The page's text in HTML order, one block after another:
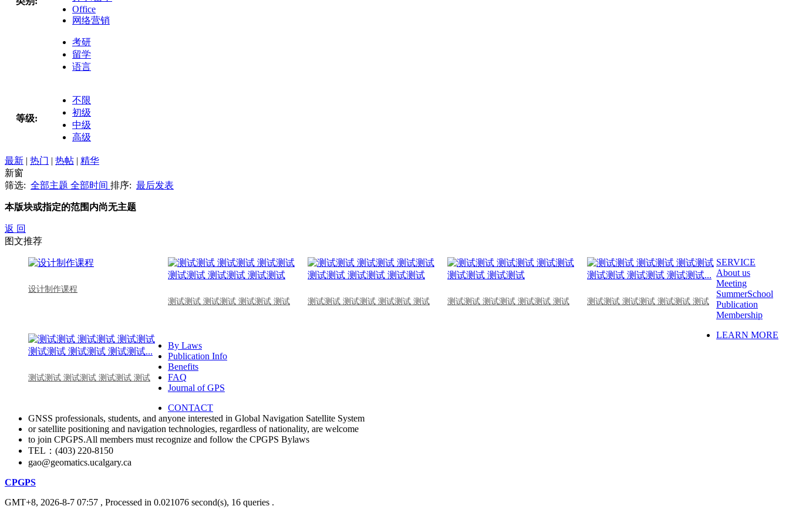
Office
网络营销
考研
留学
语言
等级:
不限
初级
中级
高级
最新 | 热门 | 热帖 | 精华
新窗
筛选: 全部主题 全部时间 排序: 最后发表
本版块或指定的范围内尚无主题
返 回
图文推荐
设计制作课程
测试测试 测试测试 测试测试 测试
测试测试 测试测试 测试测试 测试 测试测试 测试测试 测试测试 测试 测试测试 测试测试 测试测试 测试
测试测试 测试测试 测试测试 测试
SERVICE
About us
Meeting
SummerSchool
Publication
Membership
LEARN MORE
By Laws
Publication Info
Benefits
FAQ
Journal of GPS
CONTACT
GNSS professionals, students, and anyone interested in Global Navigation Satellite System
or satellite positioning and navigation technologies, regardless of nationality, are welcome
to join CPGPS.All members must recognize and follow the CPGPS Bylaws
TEL：(403) 220-8150
gao@geomatics.ucalgary.ca
CPGPS
GMT+8, 2026-8-7 07:57 , Processed in 0.021076 second(s), 16 queries .